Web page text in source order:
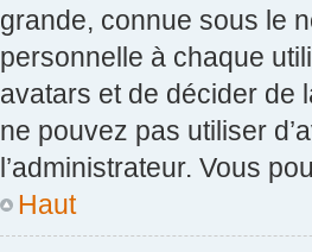
grande, connue sous le
personnelle à chaque
avatars et de décider de
ne pouvez pas utiliser
l’administrateur. Vous
Haut